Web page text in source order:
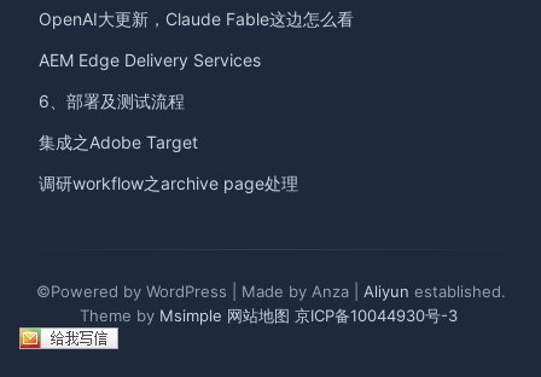
OpenAI大更新，Claude Fable这边怎么看
AEM Edge Delivery Services
6、部署及测试流程
集成之Adobe Target
调研workflow之archive page处理
©Powered by WordPress | Made by Anza | Aliyun established.
Theme by Msimple 网站地图 京ICP备10044930号-3